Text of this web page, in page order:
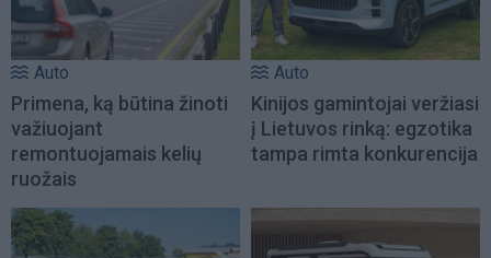
Auto
Primena, ką būtina žinoti
važiuojant
remontuojamais kelių
ruožais
Auto
Kinijos gamintojai veržiasi
į Lietuvos rinką: egzotika
tampa rimta konkurencija